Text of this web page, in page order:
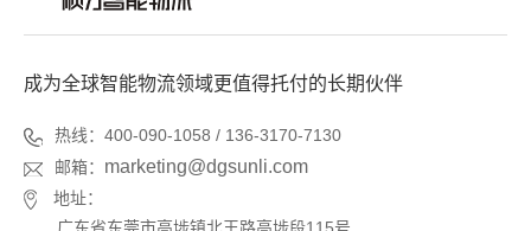
成为全球智能物流领域更值得托付的长期伙伴
热线：400-090-1058 / 136-3170-7130
邮箱： marketing@dgsunli.com
地址：